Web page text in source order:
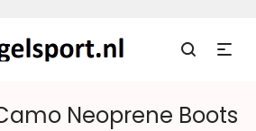
Neoprene Boots